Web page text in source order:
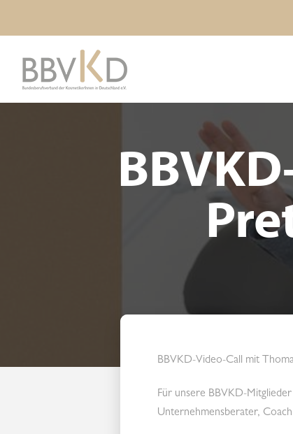
BBVKD-Video-Call mit
Für unsere BBVKD-
Unternehmensberater,